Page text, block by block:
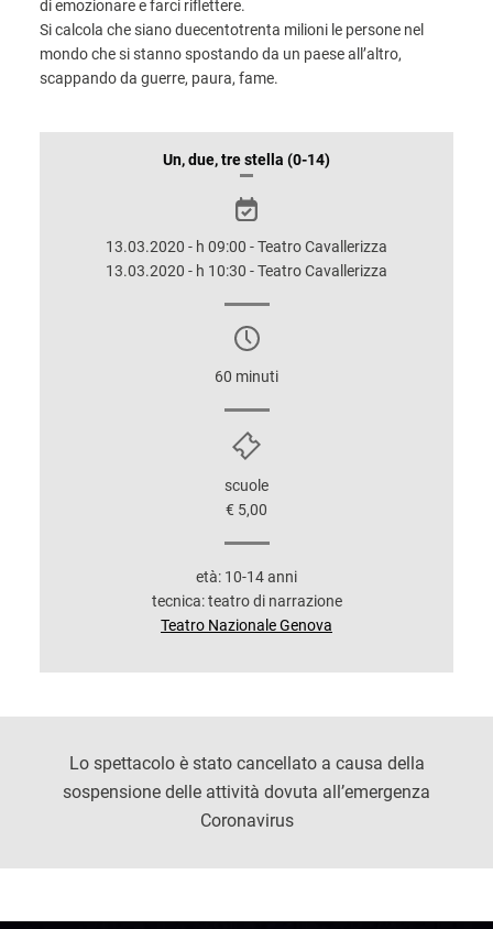
di emozionare e farci riflettere.
Si calcola che siano duecentotrenta milioni le persone nel
mondo che si stanno spostando da un paese all’altro,
scappando da guerre, paura, fame.
INFORMAZIONIUn, due, tre stella (0-14)
13.03.2020 - h 09:00 - Teatro Cavallerizza
13.03.2020 - h 10:30 - Teatro Cavallerizza
60 minuti
scuole
€ 5,00
età: 10-14 anni
tecnica: teatro di narrazione
Teatro Nazionale Genova
Lo spettacolo è stato cancellato a causa della
sospensione delle attività dovuta all’emergenza
Coronavirus